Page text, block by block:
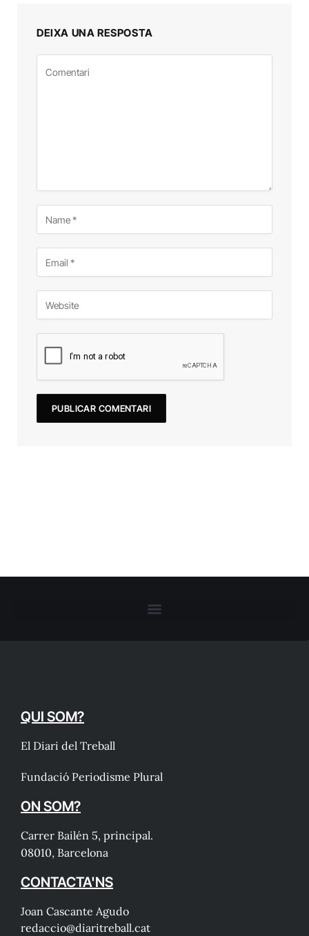
DEIXA UNA RESPOSTA
QUI SOM?
El Diari del Treball
Fundació Periodisme Plural
ON SOM?
Carrer Bailén 5, principal.
08010, Barcelona
CONTACTA'NS
Joan Cascante Agudo
redaccio@diaritreball.cat